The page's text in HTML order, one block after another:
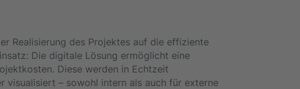
Realisierung des Projektes auf die effiziente
Die digitale Lösung ermöglicht eine
Diese werden in Echtzeit
visualisiert – sowohl intern als auch für externe